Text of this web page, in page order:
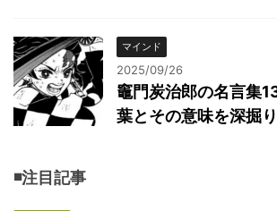
マインド
2025/09/26
竈門炭治郎の名言集
葉とその意味を深掘り
◾️注目記事